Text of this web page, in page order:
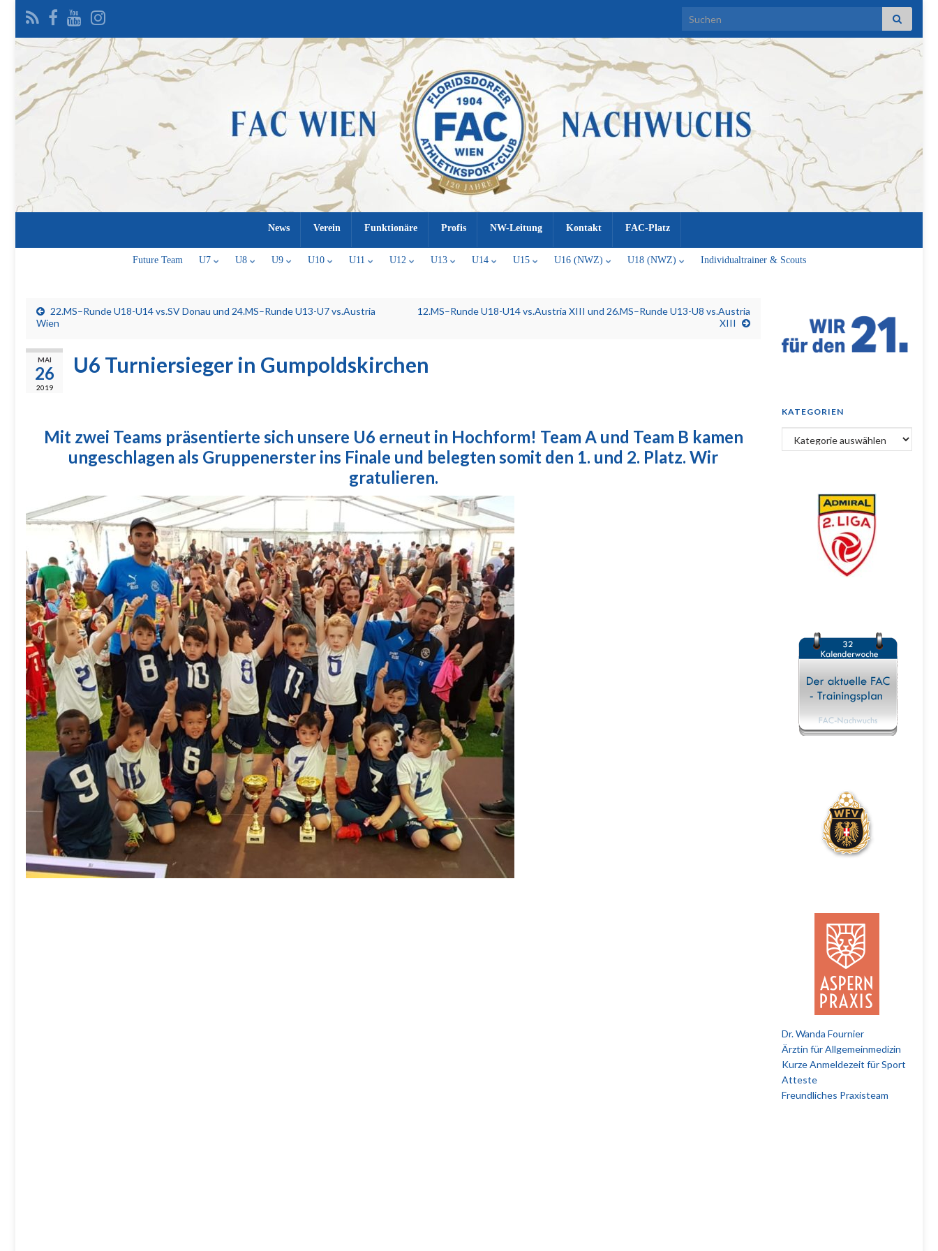
Search for:
News Verein Funktionäre Profis NW-Leitung Kontakt FAC-Platz
Future Team U7 U8 U9 U10 U11 U12 U13 U14 U15 U16 (NWZ) U18 (NWZ) Individualtrainer & Scouts
22.MS–Runde U18-U14 vs.SV Donau und 24.MS–Runde U13-U7 vs.Austria
Wien
12.MS–Runde U18-U14 vs.Austria XIII und 26.MS–Runde U13-U8 vs.Austria
XIII
MAI
26
2019
U6 Turniersieger in Gumpoldskirchen
Mit zwei Teams präsentierte sich unsere U6 erneut in Hochform! Team A und Team B kamen
ungeschlagen als Gruppenerster ins Finale und belegten somit den 1. und 2. Platz. Wir
gratulieren.
KATEGORIEN
Kategorien
Dr. Wanda Fournier
Ärztin für Allgemeinmedizin
Kurze Anmeldezeit für Sport
Atteste
Freundliches Praxisteam